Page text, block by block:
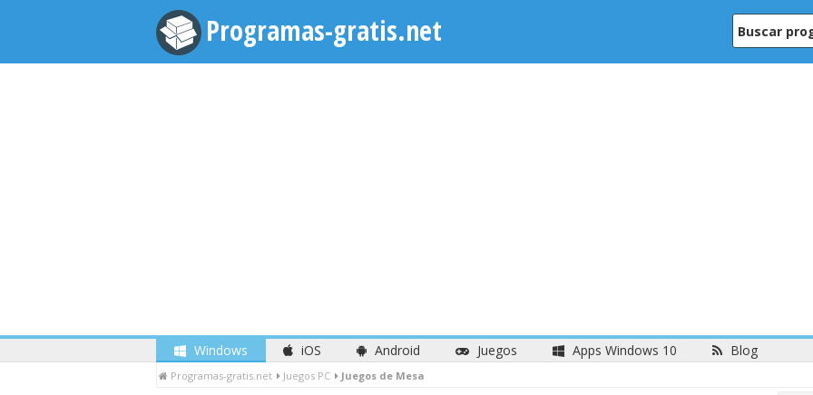
Programas-gratis.net
Windows iOS Android Juegos Apps Windows 10 Blog
Programas-gratis.net Juegos PC Juegos de Mesa